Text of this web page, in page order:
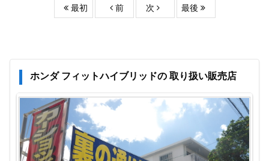
最初 前 次 最後
ホンダ フィットハイブリッドの 取り扱い販売店